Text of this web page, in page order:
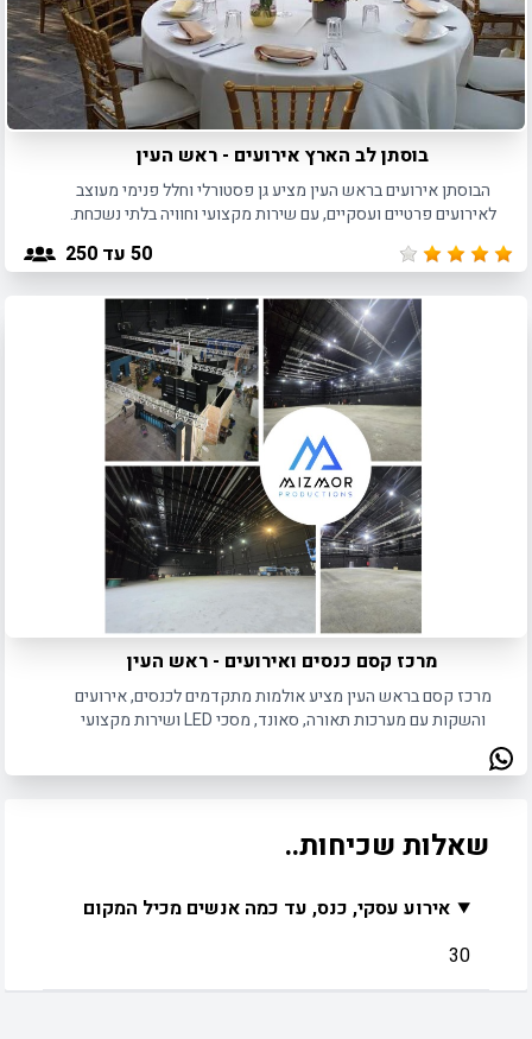
בוסתן לב הארץ אירועים - ראש העין
הבוסתן אירועים בראש העין מציע גן פסטורלי וחלל פנימי מעוצב
לאירועים פרטיים ועסקיים, עם שירות מקצועי וחוויה בלתי נשכחת.
50 עד 250
מרכז קסם כנסים ואירועים - ראש העין
מרכז קסם בראש העין מציע אולמות מתקדמים לכנסים, אירועים
והשקות עם מערכות תאורה, סאונד, מסכי LED ושירות מקצועי
שאלות שכיחות..
אירוע עסקי, כנס, עד כמה אנשים מכיל המקום
30